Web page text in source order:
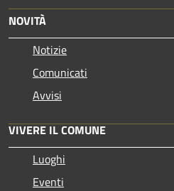
NOVITÀ
Notizie
Comunicati
Avvisi
VIVERE IL COMUNE
Luoghi
Eventi